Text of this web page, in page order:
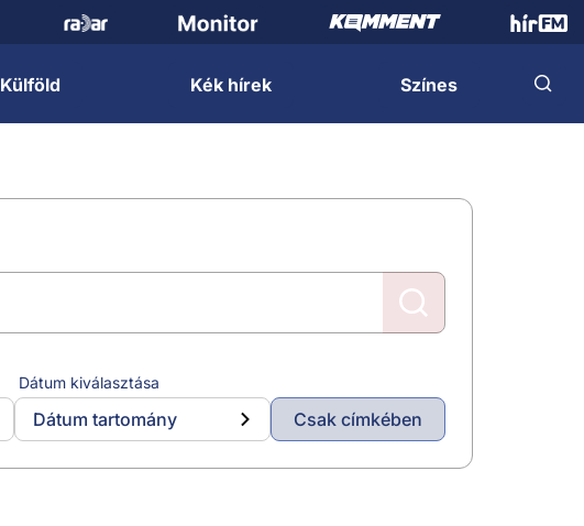
Külföld Kék hírek Színes
Dátum kiválasztása
Dátum tartomány Csak címkében